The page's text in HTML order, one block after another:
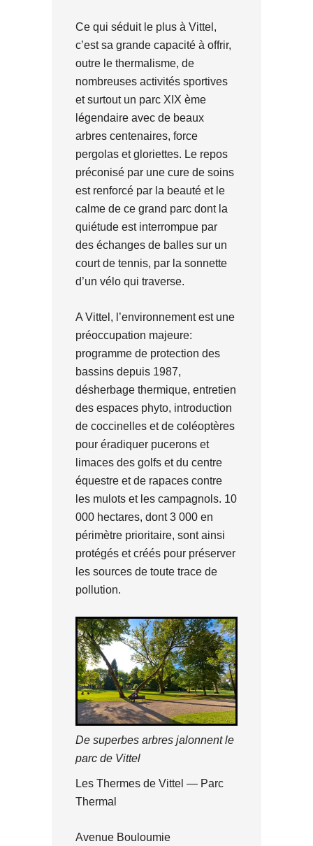
Ce qui séduit le plus à Vittel,
c’est sa grande capacité à offrir,
outre le thermalisme, de
nombreuses activités sportives
et surtout un parc XIX ème
légendaire avec de beaux
arbres centenaires, force
pergolas et gloriettes. Le repos
préconisé par une cure de soins
est renforcé par la beauté et le
calme de ce grand parc dont la
quiétude est interrompue par
des échanges de balles sur un
court de tennis, par la sonnette
d’un vélo qui traverse.
A Vittel, l’environnement est une
préoccupation majeure:
programme de protection des
bassins depuis 1987,
désherbage thermique, entretien
des espaces phyto, introduction
de coccinelles et de coléoptères
pour éradiquer pucerons et
limaces des golfs et du centre
équestre et de rapaces contre
les mulots et les campagnols. 10
000 hectares, dont 3 000 en
périmètre prioritaire, sont ainsi
protégés et créés pour préserver
les sources de toute trace de
pollution.
De superbes arbres jalonnent le
parc de Vittel
Les Thermes de Vittel — Parc
Thermal
Avenue Bouloumie